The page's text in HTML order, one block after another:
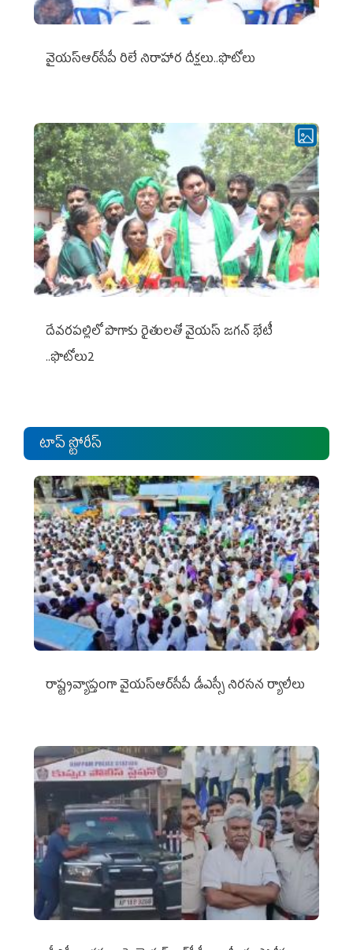
వైయ‌స్ఆర్‌సీపీ రిలే నిరాహార దీక్షలు..ఫొటోలు
దేవరపల్లిలో పొగాకు రైతులతో వైయస్ జగన్ భేటీ
..ఫొటోలు2
టాప్ స్టోరీస్
రాష్ట్రవ్యాప్తంగా వైయ‌స్ఆర్‌సీపీ డీఎస్సీ నిరసన ర్యాలీలు